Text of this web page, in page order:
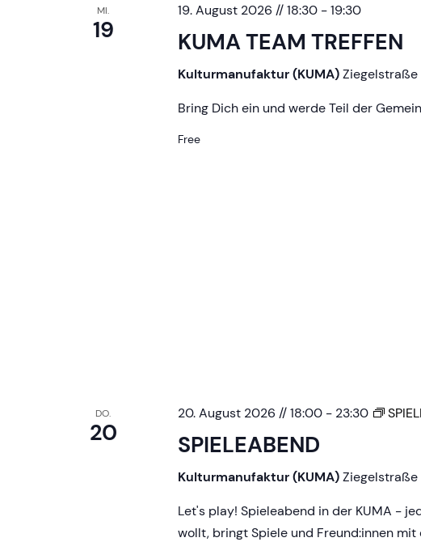
MI.
19
19. August 2026 // 18:30-19:30
KUMA TEAM TREFFEN
Kulturmanufaktur (KUMA)Ziegelstraße
Bring Dich ein und werde Teil der
Free
DO.
20
20. August 2026 // 18:00- 23:30
SPIELEABEND
Kulturmanufaktur (KUMA)Ziegelstraße
Let's play! Spieleabend in der KUMA -
wollt, bringt Spiele und Freund:innen